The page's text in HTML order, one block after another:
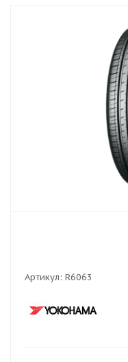
Артикул: R6063